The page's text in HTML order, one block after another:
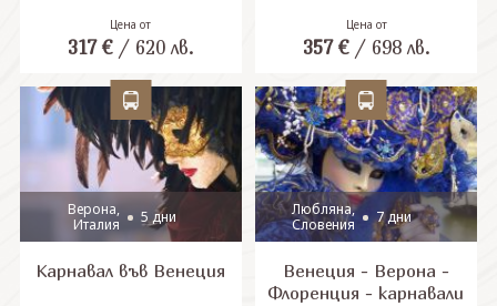
СВЪРЖЕТЕ СЕ С НАС
Цена от
317 €/ 620 лв.
Цена от
357 €/ 698 лв.
Верона,
Италия
5 дни
Карнавал във Венеция
Любляна,
Словения
7 дни
Венеция - Верона -
Флоренция - карнавали